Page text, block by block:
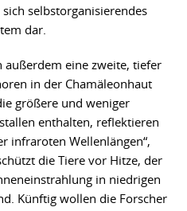
selbstorganisierendes
dar.
außerdem eine zweite, tiefer
in der Chamäleonhaut
größere und weniger
enthalten, reflektieren
infraroten Wellenlängen“,
die Tiere vor Hitze, der
in niedrigen
Künftig wollen die Forscher